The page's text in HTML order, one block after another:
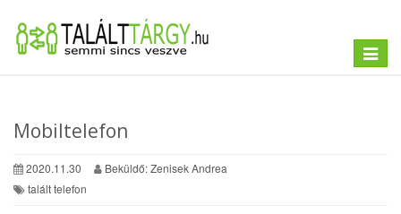
Toggle
Mobiltelefon
2020.11.30
Beküldő: Zenisek Andrea
talált telefon